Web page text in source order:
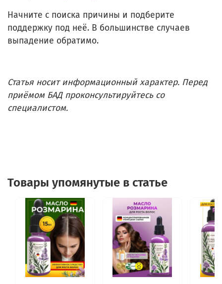
Начните с поиска причины и подберите
поддержку под неё. В большинстве случаев
выпадение обратимо.
Статья носит информационный характер. Перед
приёмом БАД проконсультируйтесь со
специалистом.
Товары упомянутые в статье